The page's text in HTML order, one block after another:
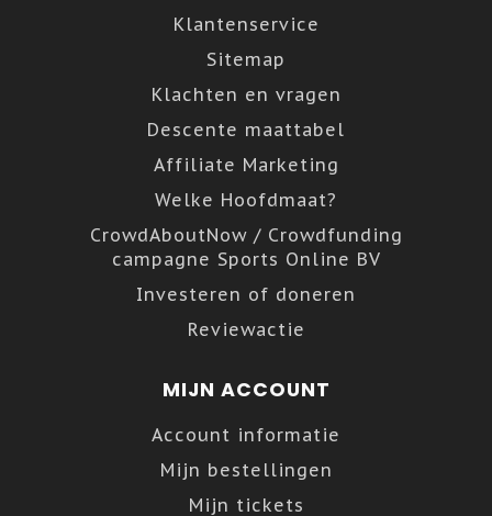
Klantenservice
Sitemap
Klachten en vragen
Descente maattabel
Affiliate Marketing
Welke Hoofdmaat?
CrowdAboutNow / Crowdfunding
campagne Sports Online BV
Investeren of doneren
Reviewactie
MIJN ACCOUNT
Account informatie
Mijn bestellingen
Mijn tickets